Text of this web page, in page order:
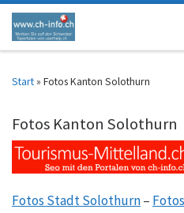
Zum Inhalt springen
Start» Fotos Kanton Solothurn
Fotos Kanton Solothurn
Fotos Stadt Solothurn–